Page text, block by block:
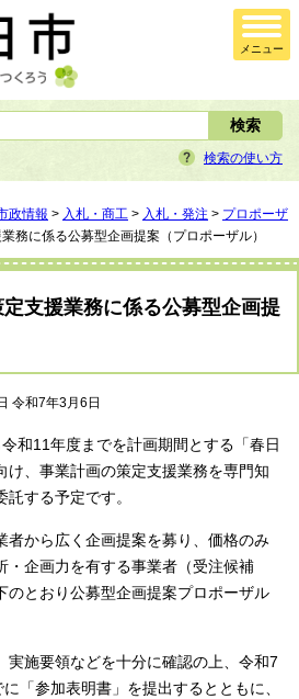
メニュー
検索の使い方
政情報 > 入札・商工 > 入札・発注 > プロポーザ
務に係る公募型企画提案（プロポーザル）
支援業務に係る公募型企画提
令和7年3月6日
和11年度までを計画期間とする「春日
け、事業計画の策定支援業務を専門知
する予定です。
者から広く企画提案を募り、価格のみ
・企画力を有する事業者（受注候補
のとおり公募型企画提案プロポーザル
実施要領などを十分に確認の上、令和7
「参加表明書」を提出するとともに、